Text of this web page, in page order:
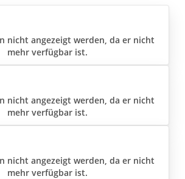
nicht angezeigt werden, da er nicht
mehr verfügbar ist.
nicht angezeigt werden, da er nicht
mehr verfügbar ist.
nicht angezeigt werden, da er nicht
mehr verfügbar ist.